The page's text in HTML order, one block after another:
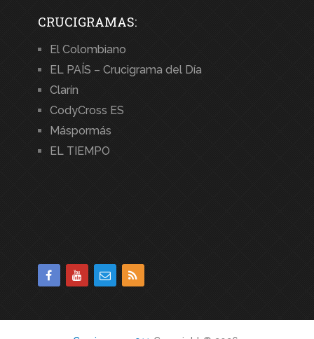
CRUCIGRAMAS:
El Colombiano
EL PAÍS – Crucigrama del Día
Clarín
CodyCross ES
Máspormás
EL TIEMPO